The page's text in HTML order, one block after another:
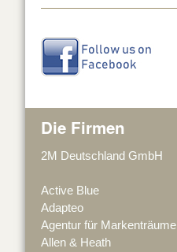
Die Firmen
2M Deutschland GmbH
Active Blue
Adapteo
Agentur für Markenträume
Allen & Heath